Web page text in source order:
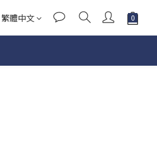
繁體中文